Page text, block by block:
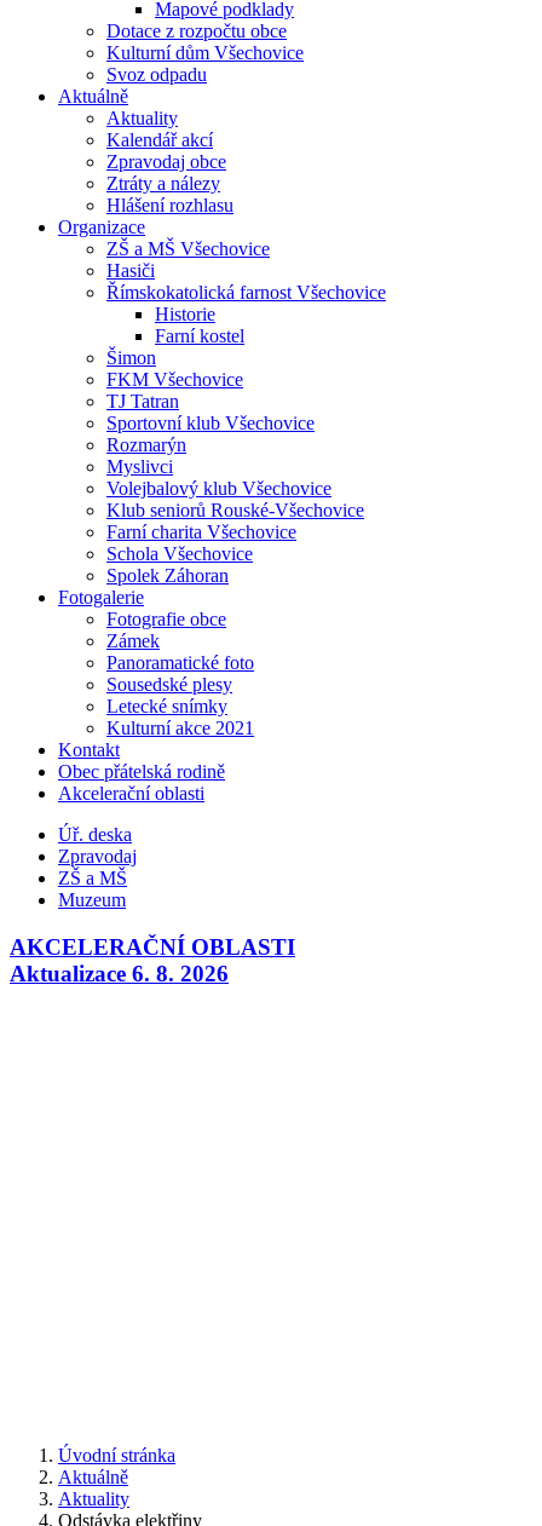
Mapové podklady
Dotace z rozpočtu obce
Kulturní dům Všechovice
Svoz odpadu
Aktuálně
Aktuality
Kalendář akcí
Zpravodaj obce
Ztráty a nálezy
Hlášení rozhlasu
Organizace
ZŠ a MŠ Všechovice
Hasiči
Římskokatolická farnost Všechovice
Historie
Farní kostel
Šimon
FKM Všechovice
TJ Tatran
Sportovní klub Všechovice
Rozmarýn
Myslivci
Volejbalový klub Všechovice
Klub seniorů Rouské-Všechovice
Farní charita Všechovice
Schola Všechovice
Spolek Záhoran
Fotogalerie
Fotografie obce
Zámek
Panoramatické foto
Sousedské plesy
Letecké snímky
Kulturní akce 2021
Kontakt
Obec přátelská rodině
Akcelerační oblasti
Úř. deska
Zpravodaj
ZŠ a MŠ
Muzeum
AKCELERAČNÍ OBLASTI
Aktualizace 6. 8. 2026
Úvodní stránka
Aktuálně
Aktuality
Odstávka elektřiny